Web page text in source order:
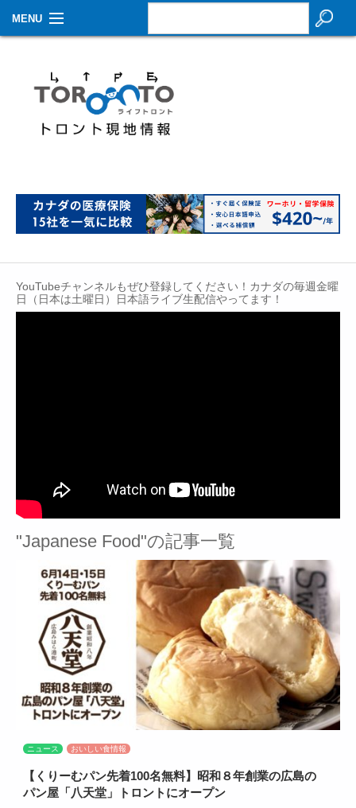
MENU
生活情報
その他
イベントカレンダー
About Us
YouTubeチャンネルもぜひ登録してください！カナダの毎週金曜
日（日本は土曜日）日本語ライブ生配信やってます！
"Japanese Food"の記事一覧
ニュース おいしい食情報
【くりーむパン先着100名無料】昭和８年創業の広島の
パン屋「八天堂」トロントにオープン